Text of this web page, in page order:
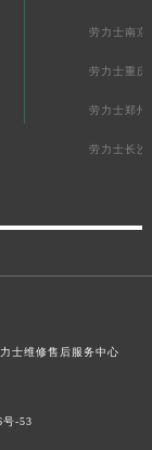
劳力士南京
劳力士重庆
劳力士郑州
劳力士长沙
士维修售后服务中心
号-53